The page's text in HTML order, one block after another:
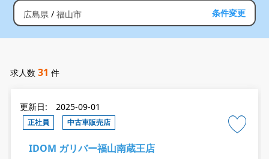
広島県 福山市 条件変更
求人数31 件
更新日: 2025-09-01
正社員 中古車販売店
IDOM ガリバー福山南蔵王店